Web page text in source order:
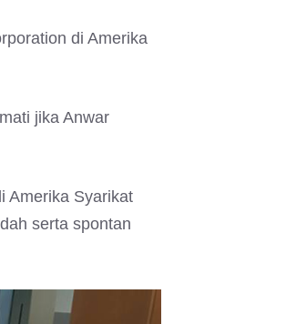
di Amerika
jika Anwar
Amerika Syarikat
serta spontan